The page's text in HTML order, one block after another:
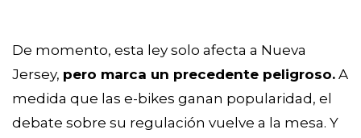
De momento, esta ley solo afecta a Nueva
Jersey, pero marca un precedente peligroso. A
medida que las e-bikes ganan popularidad, el
debate sobre su regulación vuelve a la mesa. Y